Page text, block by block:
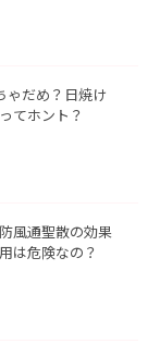
ゃだめ？日焼け
てホント？
風通聖散の効果
は危険なの？